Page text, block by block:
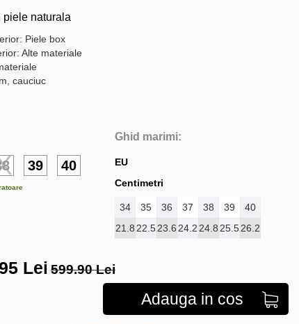
piele naturala
Piele box
Alte materiale
cauciuc
39 40
Ghid marimi:
EU
Centimetri
34 35 36 37 38 39
40
21.8 22.523.6 24.2 24.8 25.526.2
Lei 599.90 Lei
Adauga in cos